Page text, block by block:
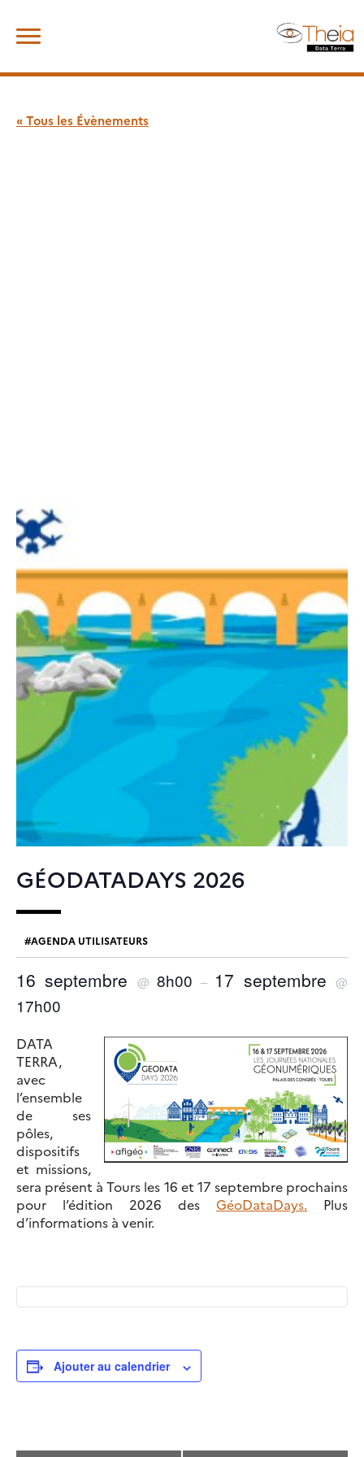
content
« Tous les Évènements
GÉODATADAYS 2026
AGENDA UTILISATEURS
16 septembre @ 8h00– 17 septembre@
17h00
DATA
TERRA,
avec
l’ensemble
de ses
pôles,
dispositifs
et missions,
sera présent à Tours les 16 et 17 septembre prochains
pour l’édition 2026 des GéoDataDays. Plus
d’informations à venir.
Ajouter au calendrier